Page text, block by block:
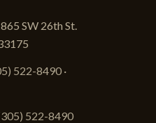
SW 26th St.
522-8490·
522-8490